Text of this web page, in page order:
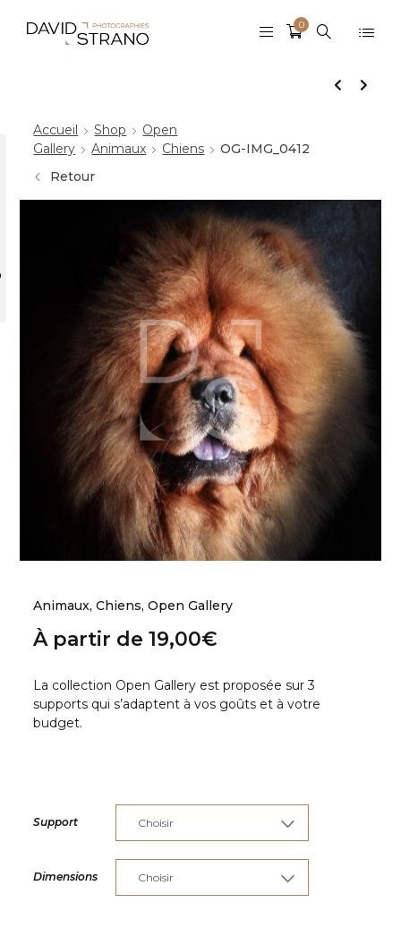
0
Accueil Shop
Open
Gallery
Animaux Chiens
OG-IMG_0412
Retour
Animaux,Chiens,Open Gallery
À partir de19,00€
La collection Open Gallery est proposée sur 3
supports qui s’adaptent à vos goûts et à votre
budget.
Support
Dimensions